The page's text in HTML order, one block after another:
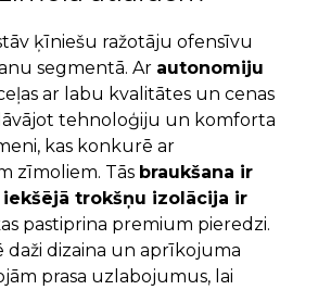
ķīniešu ražotāju ofensīvu
segmentā. Ar autonomiju
ar labu kvalitātes un cenas
tehnoloģiju un komforta
kas konkurē ar
zīmoliem. Tās braukšana ir
trokšņu izolācija ir
pastiprina premium pieredzi.
daži dizaina un aprīkojuma
prasa uzlabojumus, lai